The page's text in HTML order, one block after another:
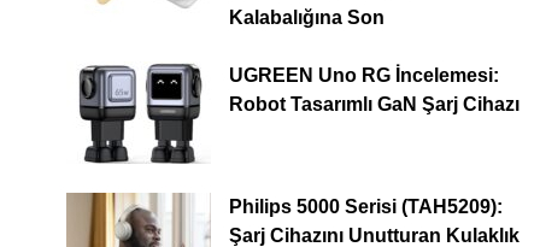
Kalabalığına Son
UGREEN Uno RG İncelemesi:
Robot Tasarımlı GaN Şarj Cihazı
Philips 5000 Serisi (TAH5209):
Şarj Cihazını Unutturan Kulaklık